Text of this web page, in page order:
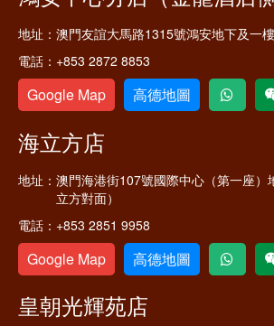
地址： 澳門友誼大馬路1315號鴻安地下及一
電話： +853 2872 8853
Google Map 高德地圖
海立方店
地址： 澳門海港街107號國際中心（第一座）
立方對面）
電話： +853 2851 9958
Google Map 高德地圖
皇朝光輝苑店